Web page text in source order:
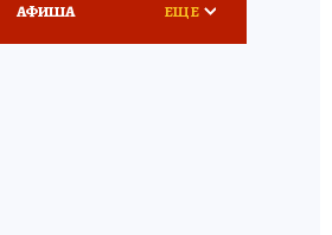
АФИША ЕЩЕ